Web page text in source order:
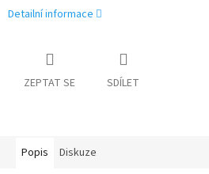
Detailní informace
ZEPTAT SE SDÍLET
Popis Diskuze